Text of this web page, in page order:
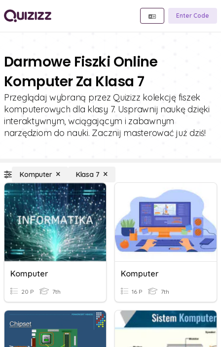
Enter Code
Darmowe Fiszki Online
Komputer Za Klasa 7
Przeglądaj wybraną przez Quizizz kolekcję fiszek
komputerowych dla klasy 7. Usprawnij naukę dzięki
interaktywnym, wciągającym i zabawnym
narzędziom do nauki. Zacznij masterować już dziś!
Komputer Klasa 7
Komputer
20 P 7th
Komputer
16 P 7th